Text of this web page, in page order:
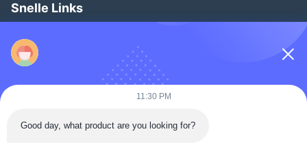
Snelle Links
Thuis
Producten
Video's
Fabriekstour
11:30 PM
Good day, what product are you looking for?